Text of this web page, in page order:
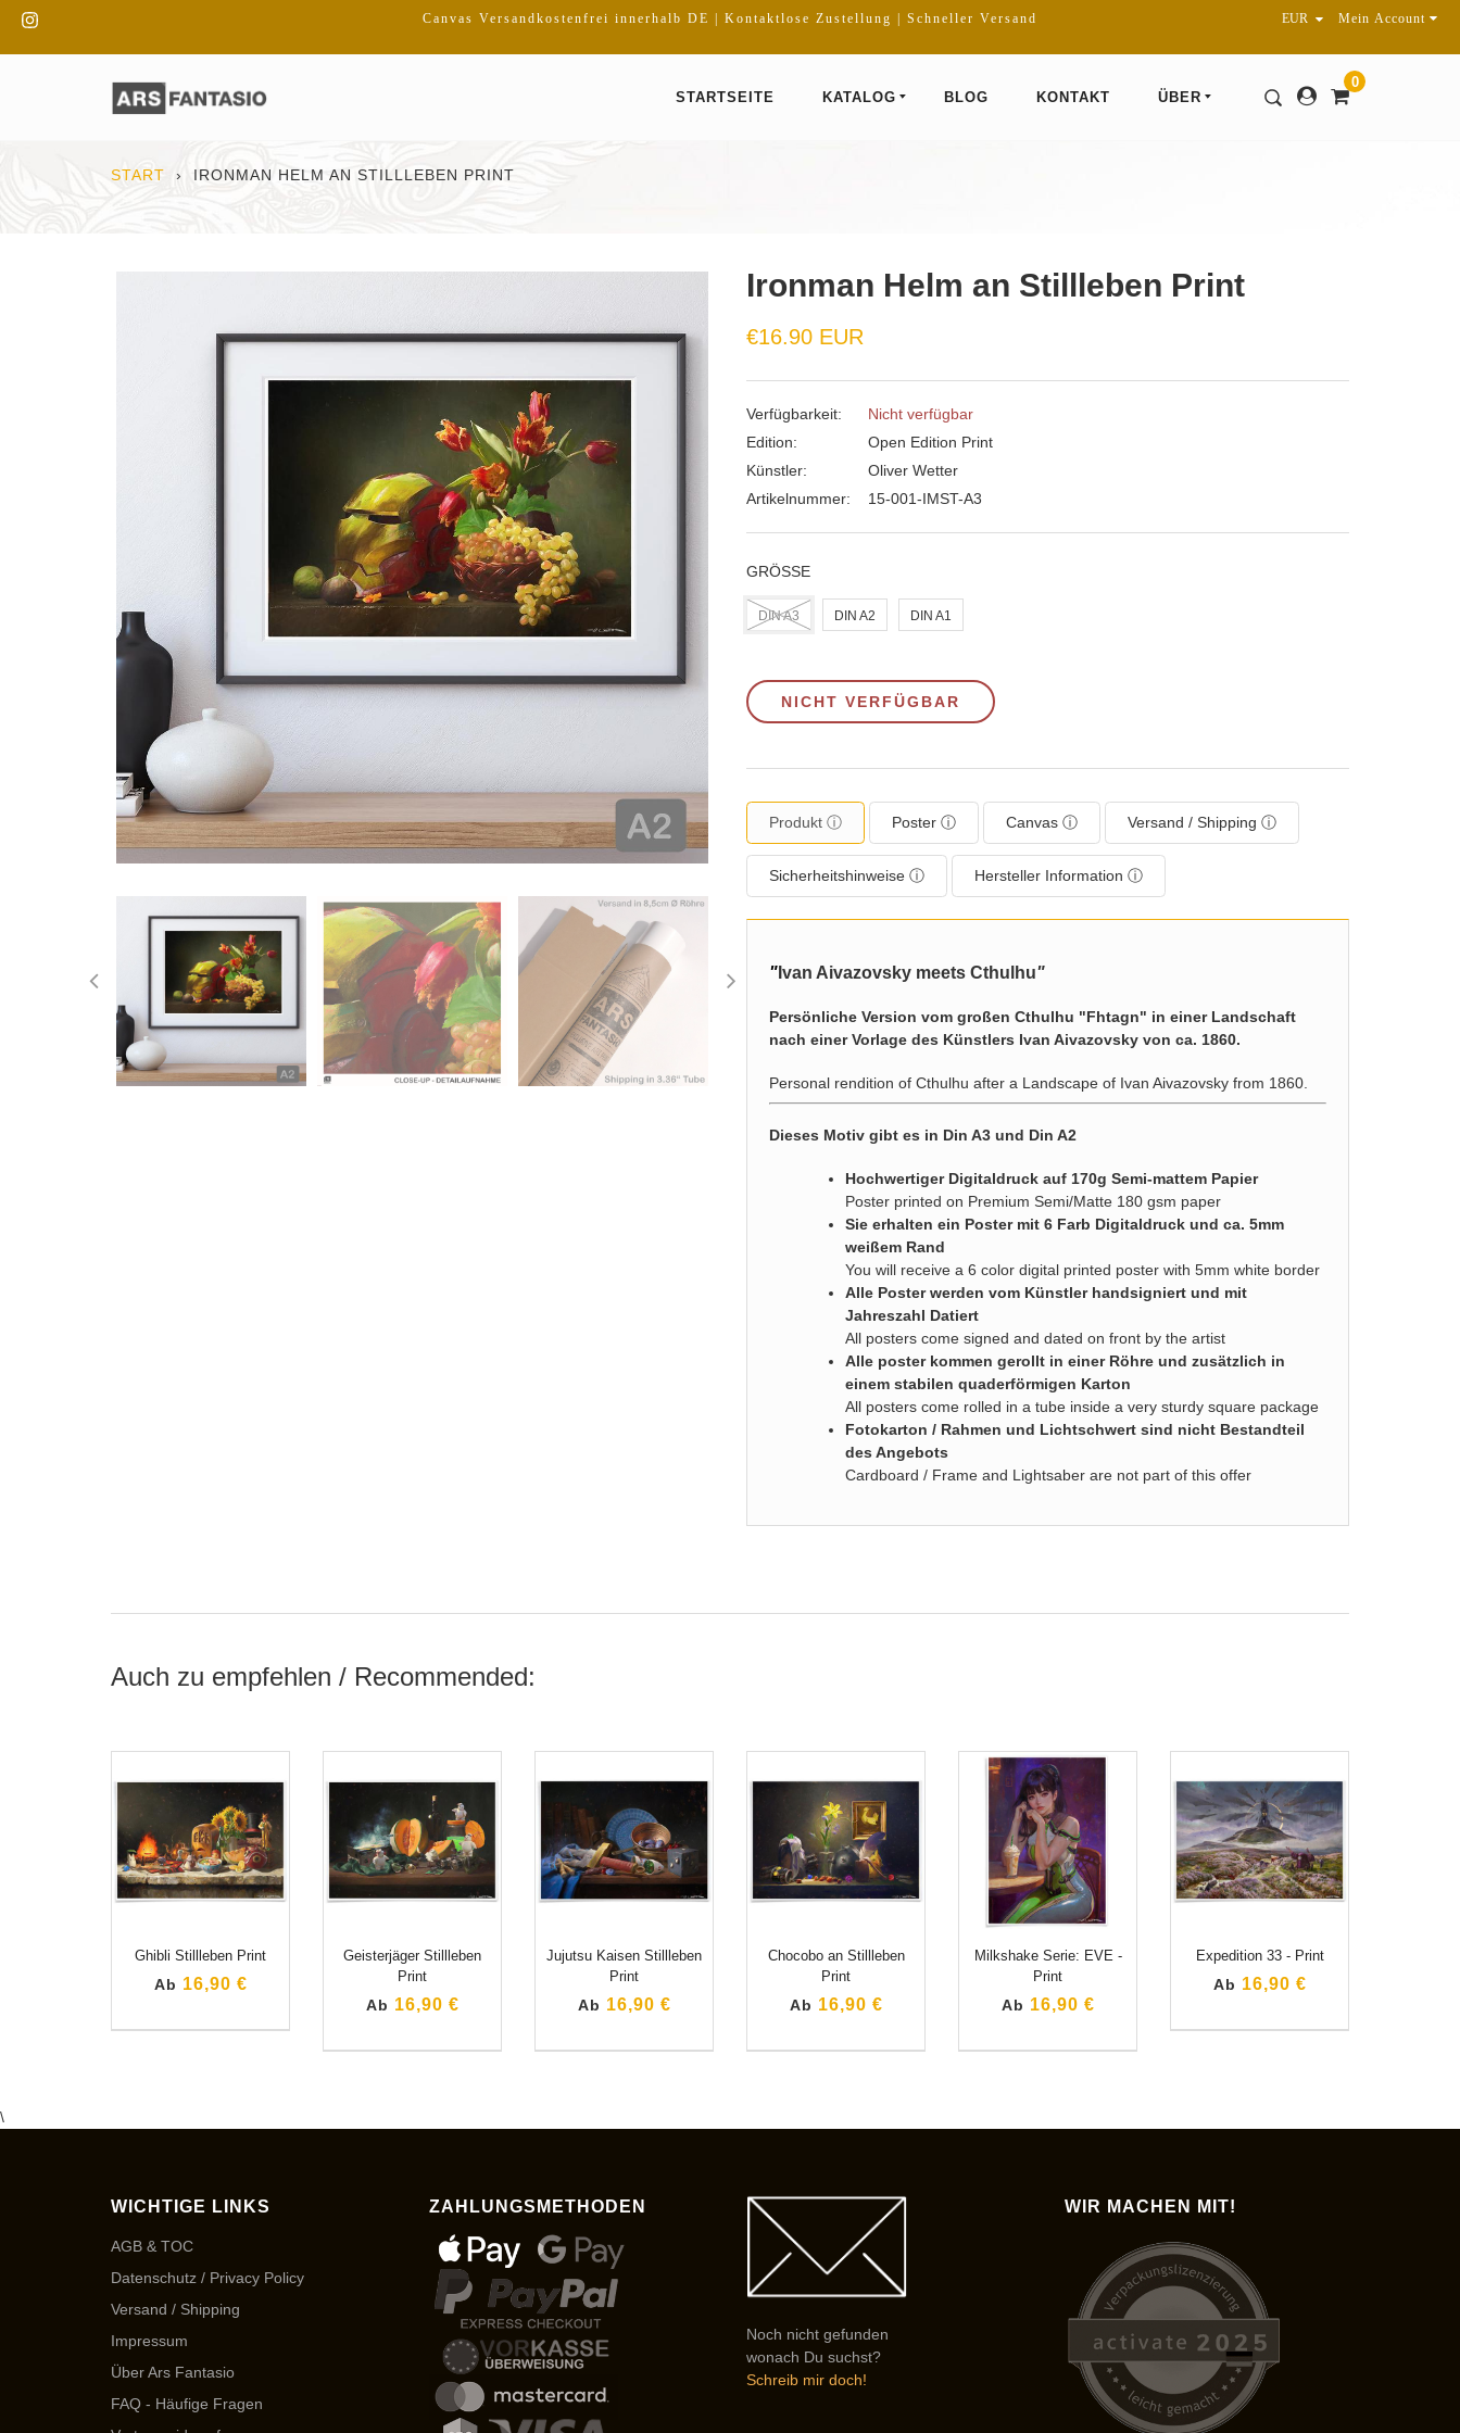
Direkt
zum
Inhalt
Instagram Canvas Versandkostenfrei innerhalb DE | Kontaktlose Zustellung | Schneller Versand Mein Account
0
STARTSEITE
KATALOG BLOG KONTAKT ÜBER
START › IRONMAN HELM AN STILLLEBEN PRINT
Ironman Helm an Stillleben Print
€16.90 EUR
Verfügbarkeit:
Nicht verfügbar
Edition:
Open Edition Print
Künstler:
Oliver Wetter
Artikelnummer:
15-001-IMST-A3
GRÖSSE
DIN A3 DIN A2 DIN A1
NICHT VERFÜGBAR
Produkt ⓘ Poster ⓘ Canvas ⓘ Versand / Shipping ⓘ
Sicherheitshinweise ⓘ Hersteller Information ⓘ
" Ivan Aivazovsky meets Cthulhu"
Persönliche Version vom großen Cthulhu "Fhtagn" in einer Landschaft
nach einer Vorlage des Künstlers Ivan Aivazovsky von ca. 1860.
Personal rendition of Cthulhu after a Landscape of Ivan Aivazovsky from 1860.
Dieses Motiv gibt es in Din A3 und Din A2
Hochwertiger Digitaldruck auf 170g Semi-mattem Papier
Poster printed on Premium Semi/Matte 180 gsm paper
Sie erhalten ein Poster mit 6 Farb Digitaldruck und ca. 5mm
weißem Rand
You will receive a 6 color digital printed poster with 5mm white border
Alle Poster werden vom Künstler handsigniert und mit
Jahreszahl Datiert
All posters come signed and dated on front by the artist
Alle poster kommen gerollt in einer Röhre und zusätzlich in
einem stabilen quaderförmigen Karton
All posters come rolled in a tube inside a very sturdy square package
Fotokarton / Rahmen und Lichtschwert sind nicht Bestandteil
des Angebots
Cardboard / Frame and Lightsaber are not part of this offer
Auch zu empfehlen / Recommended:
Ghibli Stillleben Print
Ab 16,90 €
Geisterjäger Stillleben
Print
Ab 16,90 €
Jujutsu Kaisen Stillleben
Print
Ab 16,90 €
Chocobo an Stillleben
Print
Ab 16,90 €
Milkshake Serie: EVE -
Print
Ab 16,90 €
Expedition 33 - Print
Ab 16,90 €
\
WICHTIGE LINKS
AGB & TOC
Datenschutz / Privacy Policy
Versand / Shipping
Impressum
Über Ars Fantasio
FAQ - Häufige Fragen
ZAHLUNGSMETHODEN
Noch nicht gefunden
wonach Du suchst?
Schreib mir doch!
WIR MACHEN MIT!